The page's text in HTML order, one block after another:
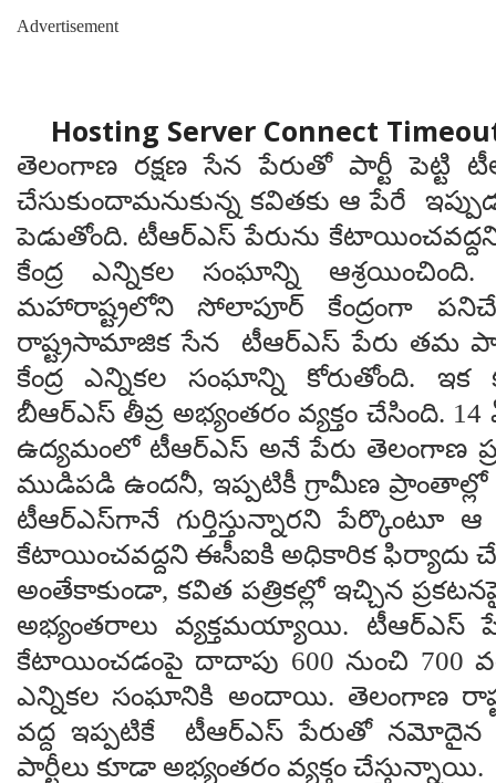
Advertisement
తెలంగాణ రక్షణ సేన పేరుతో పార్టీ పెట్టి
చేసుకుందామనుకున్న కవితకు ఆ పేరే
పెడుతోంది. టీఆర్ఎస్ పేరును
కేంద్ర ఎన్నికల సంఘాన్ని
మహారాష్ట్రలోని సోలాపూర్ కేంద్రంగా
రాష్ట్రసామాజిక సేన టీఆర్ఎస్ పేరు తమ
కేంద్ర ఎన్నికల సంఘాన్ని కోరుతోంది. ఇక
బీఆర్ఎస్ తీవ్ర అభ్యంతరం వ్యక్తం చేసింది. 14
ఉద్యమంలో టీఆర్ఎస్ అనే పేరు తెలంగాణ
ముడిపడి ఉందనీ, ఇప్పటికీ గ్రామీణ ప్రాంతాల్లో
టీఆర్ఎస్‌గానే గుర్తిస్తున్నారని పేర్కొంటూ ఆ
కేటాయించవద్దని ఈసీఐకి అధికారిక ఫిర్యాదు
అంతేకాకుండా, కవిత పత్రికల్లో ఇచ్చిన
అభ్యంతరాలు వ్యక్తమయ్యాయి. టీఆర్ఎస్
కేటాయించడంపై దాదాపు 600 నుంచి 700
ఎన్నికల సంఘానికి అందాయి. తెలంగాణ
వద్ద ఇప్పటికే టీఆర్ఎస్ పేరుతో
పార్టీలు కూడా అభ్యంతరం వ్యక్తం చేస్తున్నాయి.